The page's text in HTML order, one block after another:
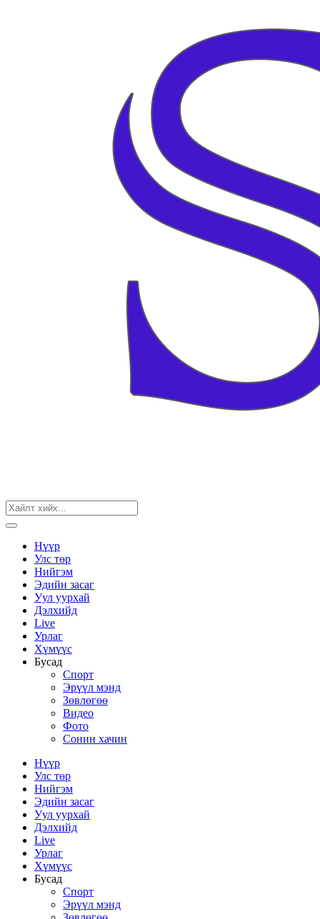
Нүүр
Улс төр
Нийгэм
Эдийн засаг
Уул уурхай
Дэлхийд
Live
Урлаг
Хүмүүс
Бусад
Спорт
Эрүүл мэнд
Зөвлөгөө
Видео
Фото
Сонин хачин
Нүүр
Улс төр
Нийгэм
Эдийн засаг
Уул уурхай
Дэлхийд
Live
Урлаг
Хүмүүс
Бусад
Спорт
Эрүүл мэнд